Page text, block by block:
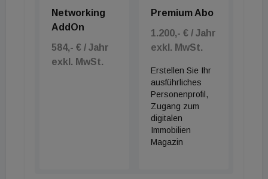
Networking
AddOn
584,- € / Jahr
exkl. MwSt.
Premium Abo
1.200,- € / Jahr
exkl. MwSt.
Erstellen Sie Ihr
ausführliches
Personenprofil,
Zugang zum
digitalen
Immobilien
Magazin